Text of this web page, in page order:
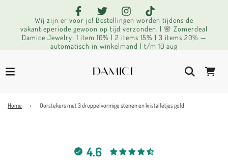
Wij zijn er voor je! Bestellingen worden tijdens de
vakantieperiode gewoon op tijd verzonden. | 🌸 Zomerdeal
Damice Jewelry: 1 item 10% | 2 items 15% | 3 items 20% —
automatisch in winkelmand | t/m 10 aug
Home › Oorstekers met 3 druppelvormige stenen en kristalletjes gold
4.6